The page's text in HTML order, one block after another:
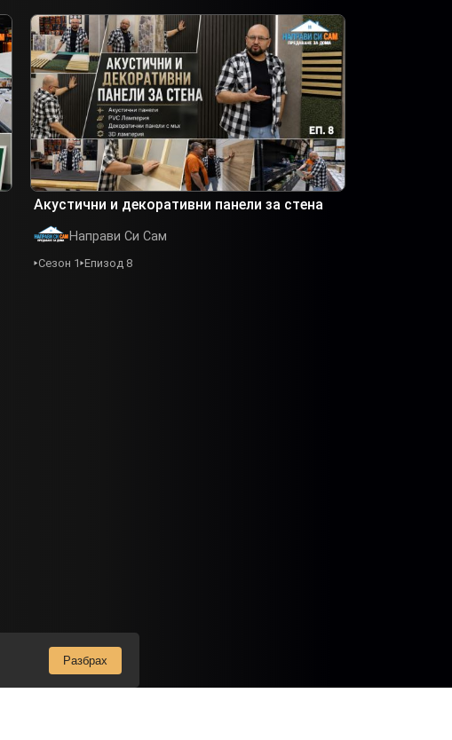
Акустични и декоративни панели за стена
Направи Си Сам
Сезон 1 Епизод 8
Разбрах